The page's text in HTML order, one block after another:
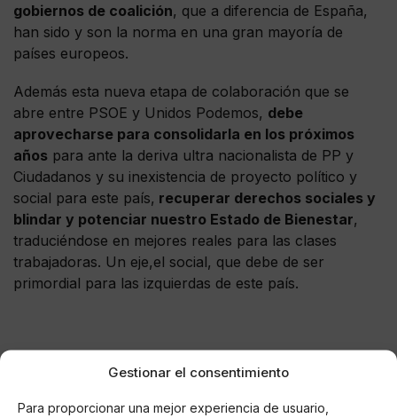
Gestionar el consentimiento
Para proporcionar una mejor experiencia de usuario,
gobiernos de coalición, que a diferencia de España,
han sido y son la norma en una gran mayoría de
países europeos.
Además esta nueva etapa de colaboración que se
abre entre PSOE y Unidos Podemos, debe
aprovecharse para consolidarla en los próximos
años para ante la deriva ultra nacionalista de PP y
Ciudadanos y su inexistencia de proyecto político y
social para este país, recuperar derechos sociales y
blindar y potenciar nuestro Estado de Bienestar,
traduciéndose en mejores reales para las clases
trabajadoras. Un eje,el social, que debe de ser
primordial para las izquierdas de este país.